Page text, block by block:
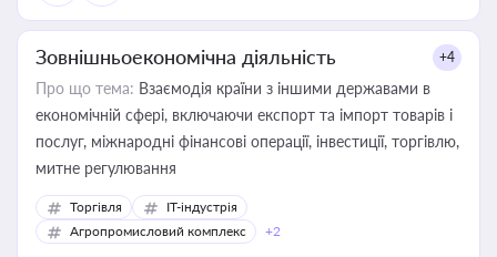
Зовнішньоекономічна діяльність +4
Про що тема: Взаємодія країни з іншими державами в
економічній сфері, включаючи експорт та імпорт товарів і
послуг, міжнародні фінансові операції, інвестиції, торгівлю,
митне регулювання
Торгівля
IT-індустрія
Агропромисловий комплекс
+2